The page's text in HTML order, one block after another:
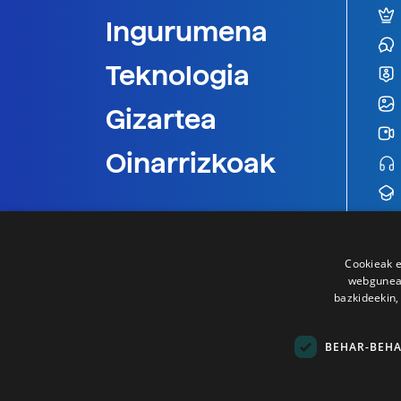
Ingurumena
Teknologia
Gizartea
Oinarrizkoak
Cookieak
BEHAR-